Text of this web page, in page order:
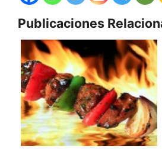
Publicaciones